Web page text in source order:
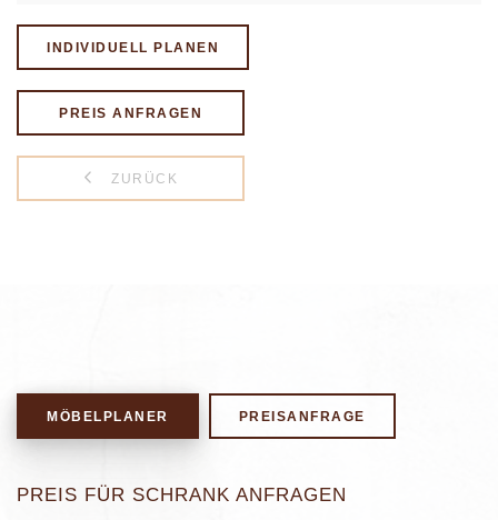
INDIVIDUELL PLANEN
PREIS ANFRAGEN
ZURÜCK
MÖBELPLANER PREISANFRAGE
PREIS FÜR SCHRANK ANFRAGEN